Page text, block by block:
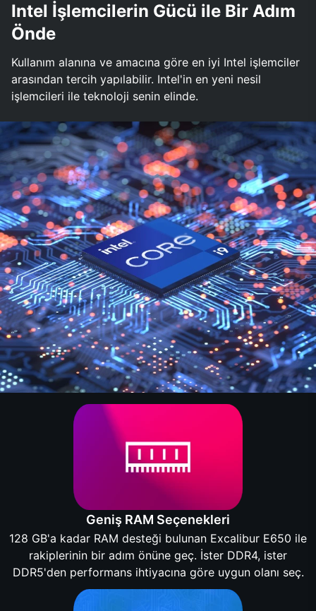
Intel İşlemcilerin Gücü ile Bir Adım
Önde
Kullanım alanına ve amacına göre en iyi Intel işlemciler
arasından tercih yapılabilir. Intel'in en yeni nesil
işlemcileri ile teknoloji senin elinde.
Geniş RAM Seçenekleri
128 GB'a kadar RAM desteği bulunan Excalibur E650 ile
rakiplerinin bir adım önüne geç. İster DDR4, ister
DDR5'den performans ihtiyacına göre uygun olanı seç.